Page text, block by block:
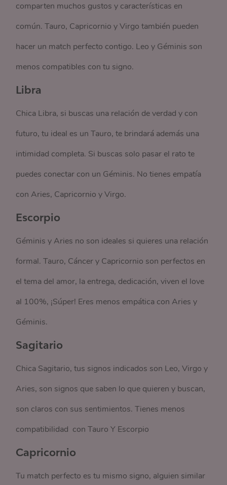
comparten muchos gustos y características en
común. Tauro, Capricornio y Virgo también pueden
hacer un match perfecto contigo. Leo y Géminis son
menos compatibles con tu signo.
Libra
Chica Libra, si buscas una relación de verdad y con
futuro, tu ideal es un Tauro, te brindará además una
intimidad completa. Si buscas solo pasar el rato te
puedes conectar con un Géminis. No tienes empatía
con Aries, Capricornio y Virgo.
Escorpio
Géminis y Aries no son ideales si quieres una relación
formal. Tauro, Cáncer y Capricornio son perfectos en
el tema del amor, la entrega, dedicación, viven el love
al 100%, ¡Súper! Eres menos empática con Aries y
Géminis.
Sagitario
Chica Sagitario, tus signos indicados son Leo, Virgo y
Aries, son signos que saben lo que quieren y buscan,
son claros con sus sentimientos. Tienes menos
compatibilidad con Tauro Y Escorpio
Capricornio
Tu match perfecto es tu mismo signo, alguien similar